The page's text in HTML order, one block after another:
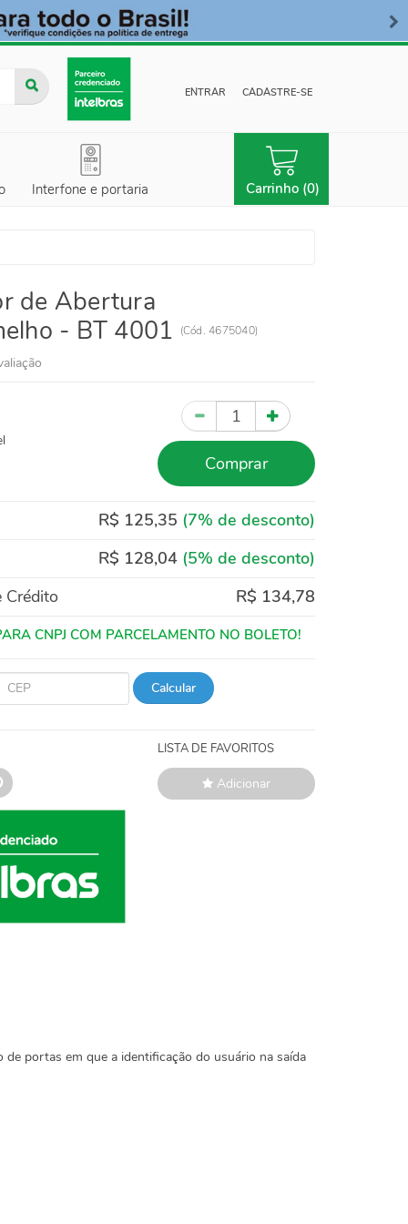
ENTRAR CADASTRE-SE
Interfone e portaria Carrinho (0)
de Abertura
- BT 4001
(Cód. 4675040)
Quantidade
Comprar
R$ 125,35 (7% de desconto)
R$ 128,04 (5% de desconto)
Crédito
R$ 134,78
Calcular
LISTA DE FAVORITOS
Adicionar
portas em que a identificação do usuário na saída